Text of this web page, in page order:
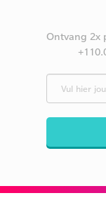
Ontvang 2x